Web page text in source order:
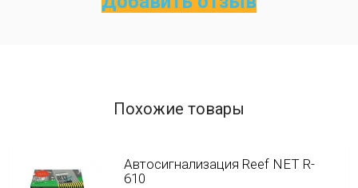
Похожие товары
Автосигнализация Reef NET R-
610